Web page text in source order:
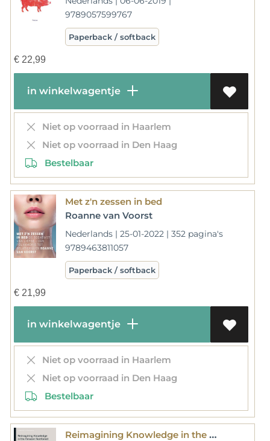
9789057599767
Paperback / softback
€22,99
in winkelwagentje
Niet op voorraad in Haarlem
Niet op voorraad in Den Haag
Bestelbaar
Met z'n zessen in bed
Roanne van Voorst
Nederlands | 25-01-2022 | 352 pagina's
9789463811057
Paperback / softback
€21,99
in winkelwagentje
Niet op voorraad in Haarlem
Niet op voorraad in Den Haag
Bestelbaar
Reimagining Knowledge in the Amazon Rainforest